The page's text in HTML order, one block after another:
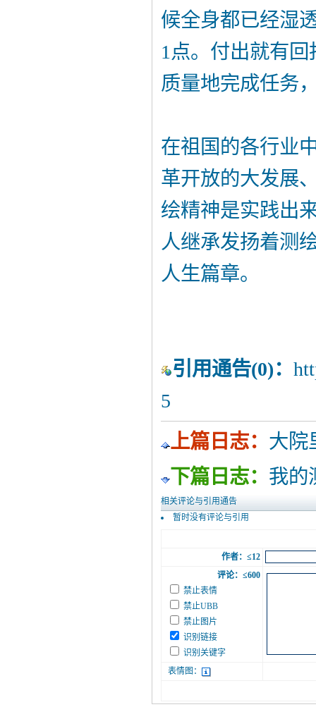
候全身都已经湿
1点。付出就有
质量地完成任务
在祖国的各行业
革开放的大发展
绘精神是实践出
人继承发扬着测
人生篇章。
引用通告(0)：
5
上篇日志： 大
下篇日志： 我的
相关评论与引用通告
暂时没有评论与引用
作者：≤12
评论：≤600
禁止表情
禁止UBB
禁止图片
识别链接
识别关键字
表情图：